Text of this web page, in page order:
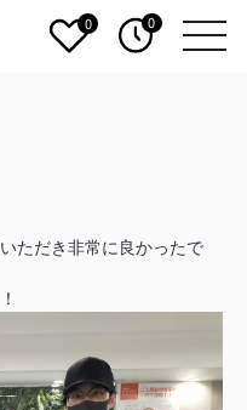
0 0
ただき非常に良かったで